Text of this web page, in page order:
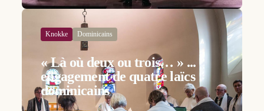
Knokke Dominicains
« Là où deux ou trois… » ...
engagement de quatre laïcs
dominicains